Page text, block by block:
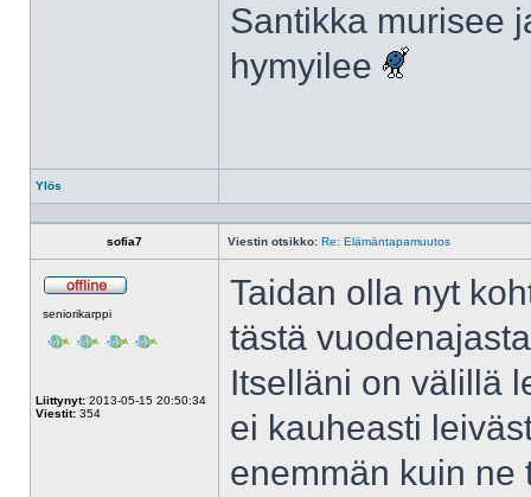
Santikka murisee
hymyilee
Ylös
Profiili
sofia7 Viestin otsikko: Re: Elämäntapamuutos
seniorikarppi
Liittynyt: 2013-05-15 20:50:34
Viestit: 354
Taidan olla nyt
tästä
Itselläni on välillä
ei kauheasti
enemmän kuin ne